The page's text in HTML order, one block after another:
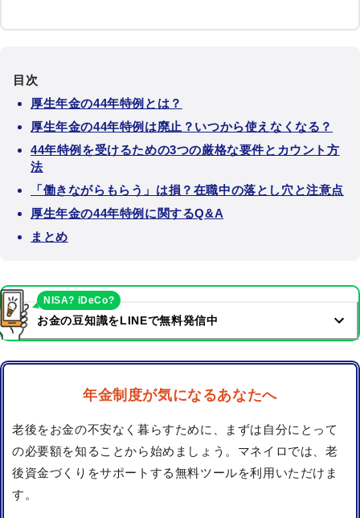
目次
厚生年金の44年特例とは？
厚生年金の44年特例は廃止？いつから使えなくなる？
44年特例を受けるための3つの厳格な要件とカウント方
法
「働きながらもらう」は損？在職中の落とし穴と注意点
厚生年金の44年特例に関するQ&A
まとめ
お金の豆知識をLINEで無料発信中
NISA? iDeCo?
年金制度が気になるあなたへ
老後をお金の不安なく暮らすために、まずは自分にとって
の必要額を知ることから始めましょう。マネイロでは、老
後資金づくりをサポートする無料ツールを利用いただけま
す。